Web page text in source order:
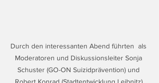
Durch den interessanten Abend führten  als
Moderatoren und Diskussionsleiter Sonja
Schuster (GO-ON Suizidprävention) und
Robert Konrad (Stadtentwicklung Leibnitz).